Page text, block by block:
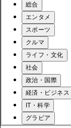
総合
エンタメ
スポーツ
クルマ
ライフ・文化
社会
政治・国際
経済・ビジネス
IT・科学
グラビア